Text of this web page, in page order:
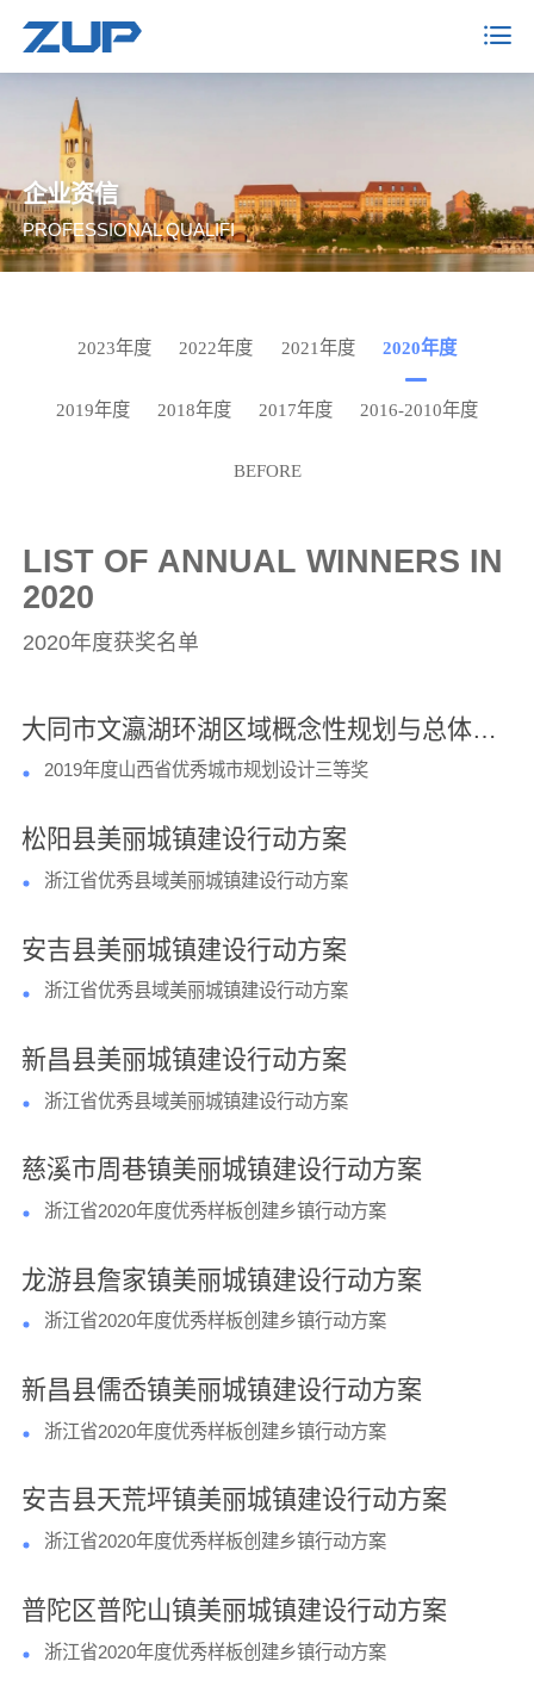
企业资信
PROFESSIONAL QUALIFI
2023年度 2022年度 2021年度 2020年度
2019年度 2018年度 2017年度 2016-2010年度
BEFORE
LIST OF ANNUAL WINNERS IN
2020
2020年度获奖名单
大同市文瀛湖环湖区域概念性规划与总体城市设计
2019年度山西省优秀城市规划设计三等奖
松阳县美丽城镇建设行动方案
浙江省优秀县域美丽城镇建设行动方案
安吉县美丽城镇建设行动方案
浙江省优秀县域美丽城镇建设行动方案
新昌县美丽城镇建设行动方案
浙江省优秀县域美丽城镇建设行动方案
慈溪市周巷镇美丽城镇建设行动方案
浙江省2020年度优秀样板创建乡镇行动方案
龙游县詹家镇美丽城镇建设行动方案
浙江省2020年度优秀样板创建乡镇行动方案
新昌县儒岙镇美丽城镇建设行动方案
浙江省2020年度优秀样板创建乡镇行动方案
安吉县天荒坪镇美丽城镇建设行动方案
浙江省2020年度优秀样板创建乡镇行动方案
普陀区普陀山镇美丽城镇建设行动方案
浙江省2020年度优秀样板创建乡镇行动方案